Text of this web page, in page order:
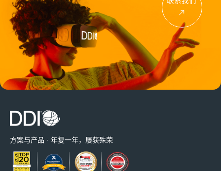
方案与产品 · 年复一年，屡获殊荣